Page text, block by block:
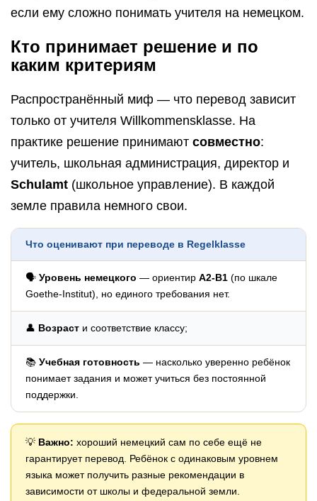
если ему сложно понимать учителя на немецком.
Кто принимает решение и по
каким критериям
Распространённый миф — что перевод зависит
только от учителя Willkommensklasse. На
практике решение принимают совместно:
учитель, школьная администрация, директор и
Schulamt (школьное управление). В каждой
земле правила немного свои.
Что оценивают при переводе в Regelklasse
🗣️ Уровень немецкого — ориентир A2-B1 (по шкале
Goethe-Institut), но единого требования нет.
👤 Возраст и соответствие классу;
📚 Учебная готовность — насколько уверенно ребёнок
понимает задания и может учиться без постоянной
поддержки.
💡 Важно: хороший немецкий сам по себе ещё не
гарантирует перевод. Ребёнок с одинаковым уровнем
языка может получить разные рекомендации в
зависимости от школы и федеральной земли.